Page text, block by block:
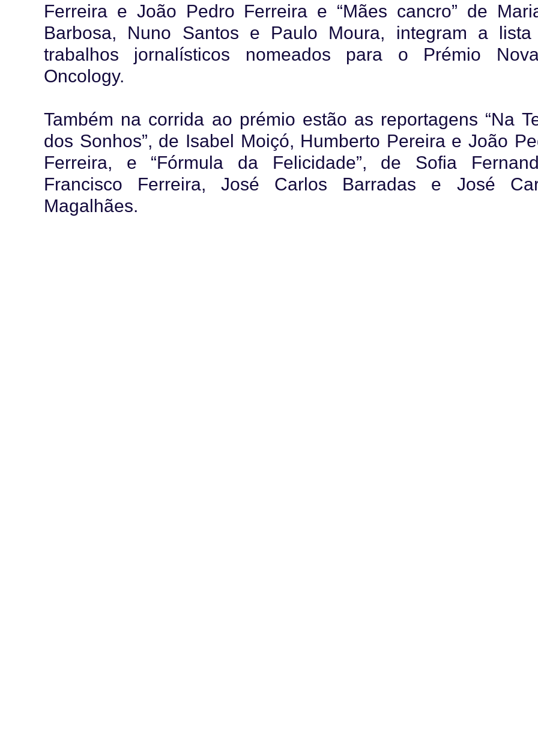
Ferreira e João Pedro Ferreira e “Mães cancro” de
Barbosa, Nuno Santos e Paulo Moura, integram a
trabalhos jornalísticos nomeados para o Prémio
Oncology.
Também na corrida ao prémio estão as reportagens “Na
dos Sonhos”, de Isabel Moiçó, Humberto Pereira e João
Ferreira, e “Fórmula da Felicidade”, de Sofia
Francisco Ferreira, José Carlos Barradas e José
Magalhães.